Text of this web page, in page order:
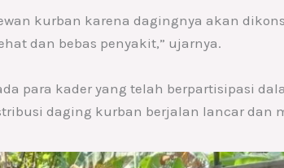
kurban karena dagingnya akan
dan bebas penyakit,” ujarnya.
para kader yang telah berpartisipasi
daging kurban berjalan lancar dan